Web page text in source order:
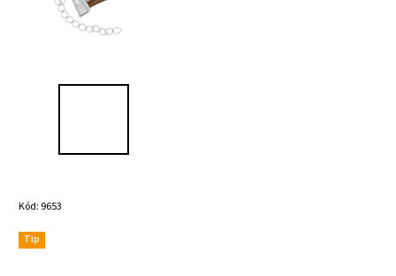
Kód: 9653
Tip